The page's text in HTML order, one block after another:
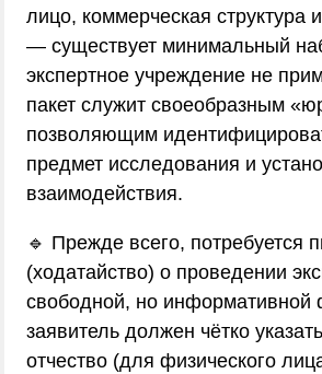
лицо, коммерческая структура
— существует минимальный
экспертное учреждение не
пакет служит своеобразным
позволяющим
предмет исследования и
взаимодействия.
🔹 Прежде всего, потребуется
(ходатайство) о проведении
свободной, но информативной
заявитель должен чётко
отчество (для физического